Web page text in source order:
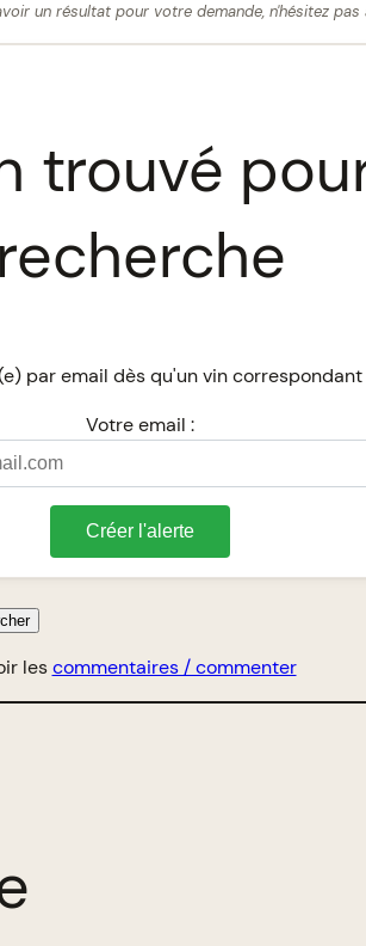
un résultat pour votre demande, n'hésitez
trouvé
recherche
par email dès qu'un vin
Votre email :
Créer l'alerte
lescommentaires / commenter